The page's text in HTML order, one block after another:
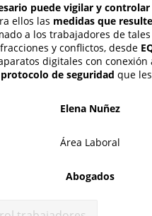
puede vigilar y controlar
ellos las medidas que
a los trabajadores de
y conflictos, desde
digitales con
protocolo de seguridad que
Elena Nuñez
Área Laboral
Abogados